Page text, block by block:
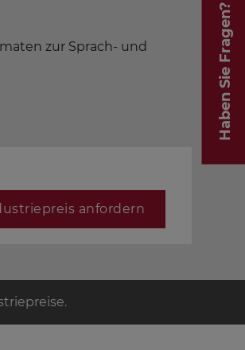
Haben Sie Fragen?
zur Sprach- und
anfordern